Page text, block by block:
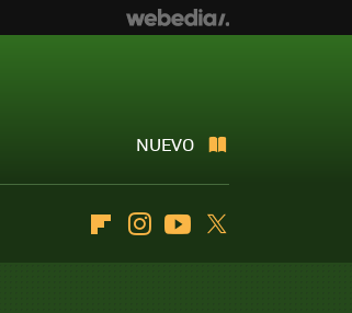
NUEVO
FlipboardInstagramYoutube